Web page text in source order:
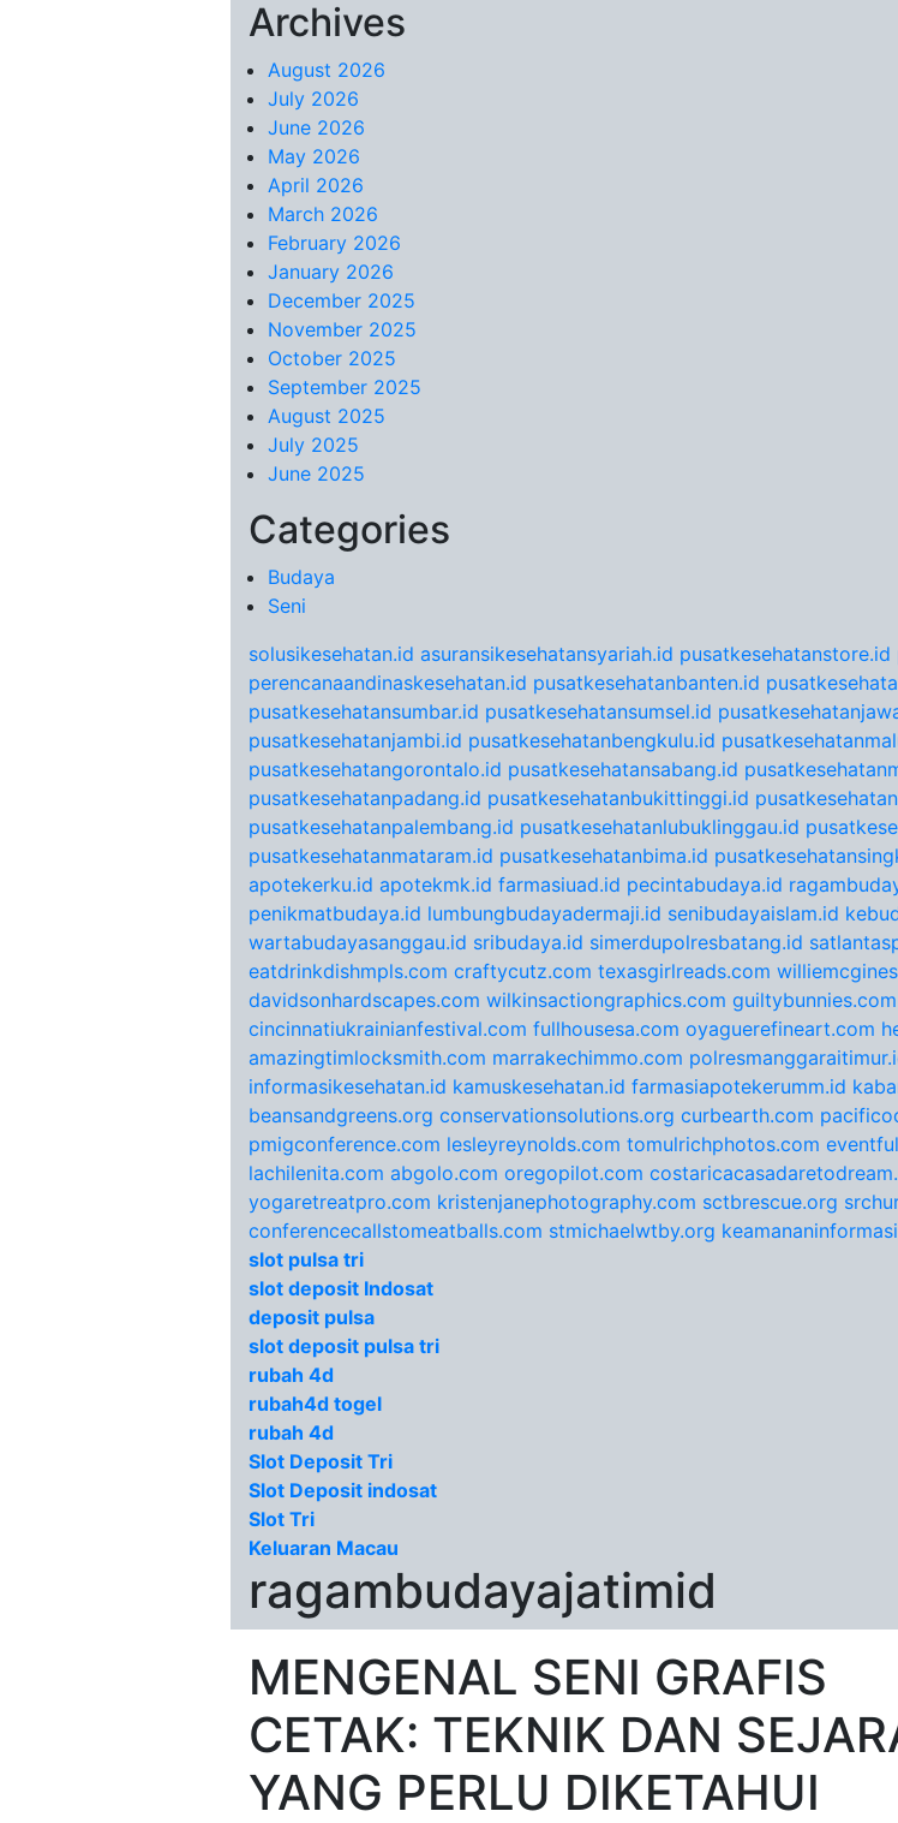
Skip to content
Archives
August 2026
July 2026
June 2026
May 2026
April 2026
March 2026
February 2026
January 2026
December 2025
November 2025
October 2025
September 2025
August 2025
July 2025
June 2025
Categories
Budaya
Seni
solusikesehatan.id asuransikesehatansyariah.id pusatkesehatanstore.id
perencanaandinaskesehatan.id pusatkesehatanbanten.id
pusatkesehatansumbar.id pusatkesehatansumsel.id
pusatkesehatanjambi.id pusatkesehatanbengkulu.id
pusatkesehatangorontalo.id pusatkesehatansabang.id
pusatkesehatanpadang.id pusatkesehatanbukittinggi.id
pusatkesehatanpalembang.id pusatkesehatanlubuklinggau.id
pusatkesehatanmataram.id pusatkesehatanbima.id
apotekerku.id apotekmk.id farmasiuad.id pecintabudaya.id
penikmatbudaya.id lumbungbudayadermaji.id senibudayaislam.id
wartabudayasanggau.id sribudaya.id simerdupolresbatang.id
eatdrinkdishmpls.com craftycutz.com texasgirlreads.com
davidsonhardscapes.com wilkinsactiongraphics.com guiltybunnies.com
cincinnatiukrainianfestival.com fullhousesa.com oyaguerefineart.com
amazingtimlocksmith.com marrakechimmo.com
informasikesehatan.id kamuskesehatan.id farmasiapotekerumm.id
beansandgreens.org conservationsolutions.org curbearth.com
pmigconference.com lesleyreynolds.com tomulrichphotos.com
lachilenita.com abgolo.com oregopilot.com
yogaretreatpro.com kristenjanephotography.com sctbrescue.org
conferencecallstomeatballs.com stmichaelwtby.org
slot pulsa tri
slot deposit Indosat
deposit pulsa
slot deposit pulsa tri
rubah 4d
rubah4d togel
rubah 4d
Slot Deposit Tri
Slot Deposit indosat
Slot Tri
Keluaran Macau
ragambudayajatimid
MENGENAL SENI GRAFIS
CETAK: TEKNIK DAN
YANG PERLU DIKETAHUI